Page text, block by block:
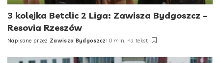
3 kolejka Betclic 2 Liga: Zawisza Bydgoszcz –
Resovia Rzeszów
Posted
Napisane przez Zawisza Bydgoszcz 0 min. na tekst